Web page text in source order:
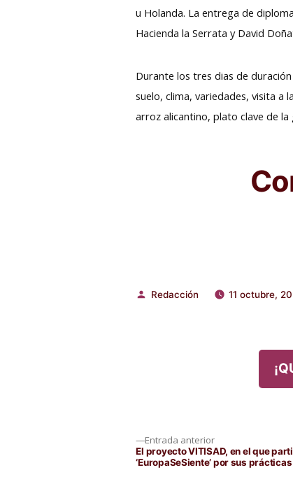
u Holanda. La entrega de
Hacienda la Serrata y David
Durante los tres dias de
suelo, clima, variedades, visita a
arroz alicantino, plato clave de
Publicado
Redacción 11 octubre,
Entrada anteriorEntrada
anterior:
El proyecto VITISAD, en el que
‘EuropaSeSiente’ por sus